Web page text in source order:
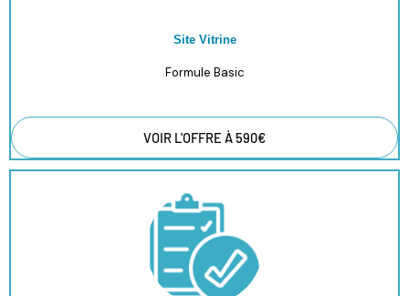
Site Vitrine
Formule Basic
VOIR L'OFFRE À 590€